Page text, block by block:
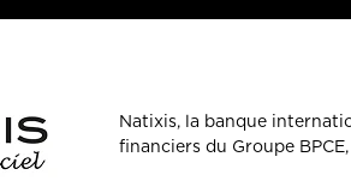
Natixis, la banque
financiers du Groupe